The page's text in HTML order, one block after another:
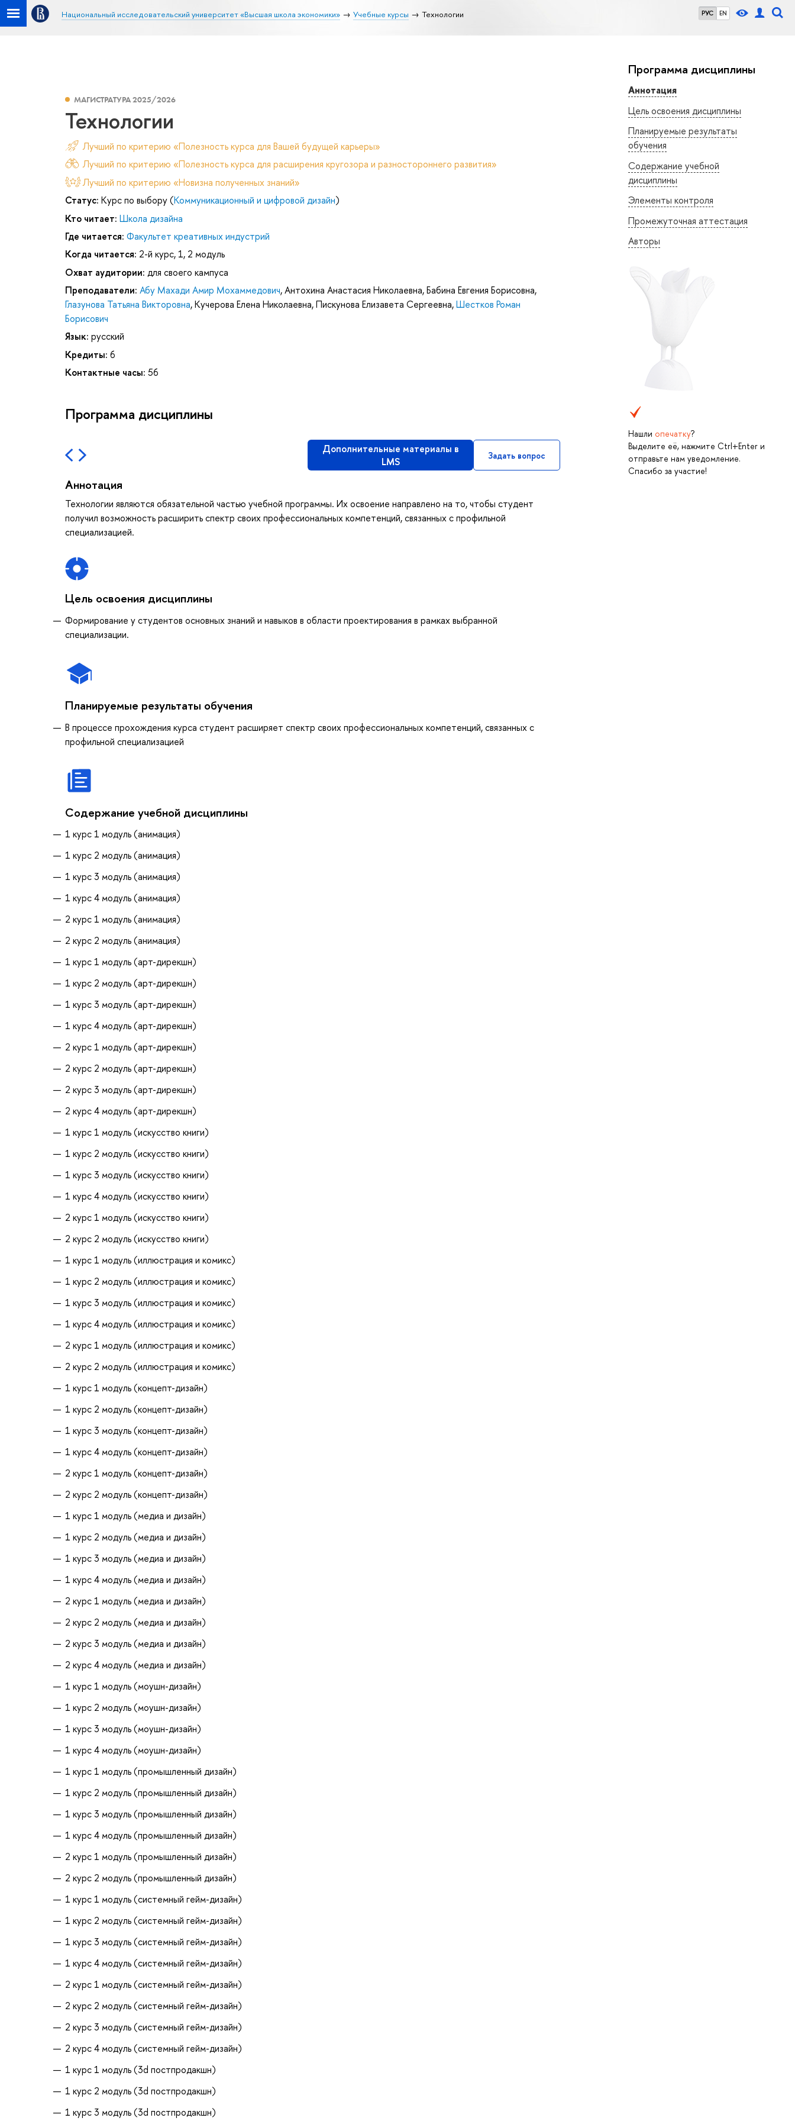
РУС EN
Национальный исследовательский университет «Высшая школа экономики» Учебные курсы Технологии
Программа дисциплины
Аннотация
Цель освоения дисциплины
Планируемые результаты
обучения
Содержание учебной
дисциплины
Элементы контроля
Промежуточная аттестация
Авторы
Нашли опечатку?
Выделите её, нажмите Ctrl+Enter и
отправьте нам уведомление.
Спасибо за участие!
МАГИСТРАТУРА 2025/2026
Технологии
Лучший по критерию «Полезность курса для Вашей будущей карьеры»
Лучший по критерию «Полезность курса для расширения кругозора и разностороннего развития»
Лучший по критерию «Новизна полученных знаний»
Статус: Курс по выбору (Коммуникационный и цифровой дизайн)
Кто читает: Школа дизайна
Где читается: Факультет креативных индустрий
Когда читается: 2-й курс, 1, 2 модуль
Охват аудитории: для своего кампуса
Преподаватели: Абу Махади Амир Мохаммедович,Антохина Анастасия Николаевна,Бабина Евгения Борисовна,
Глазунова Татьяна Викторовна,Кучерова Елена Николаевна,Пискунова Елизавета Сергеевна,Шестков Роман
Борисович
Язык: русский
Кредиты: 6
Контактные часы: 56
Программа дисциплины
Дополнительные материалы в
LMS
Задать вопрос
Аннотация
Технологии являются обязательной частью учебной программы. Их освоение направлено на то, чтобы студент
получил возможность расширить спектр своих профессиональных компетенций, связанных с профильной
специализацией.
Цель освоения дисциплины
Формирование у студентов основных знаний и навыков в области проектирования в рамках выбранной
специализации.
Планируемые результаты обучения
В процессе прохождения курса студент расширяет спектр своих профессиональных компетенций, связанных с
профильной специализацией
Содержание учебной дисциплины
1 курс 1 модуль (анимация)
1 курс 2 модуль (анимация)
1 курс 3 модуль (анимация)
1 курс 4 модуль (анимация)
2 курс 1 модуль (анимация)
2 курс 2 модуль (анимация)
1 курс 1 модуль (арт-дирекшн)
1 курс 2 модуль (арт-дирекшн)
1 курс 3 модуль (арт-дирекшн)
1 курс 4 модуль (арт-дирекшн)
2 курс 1 модуль (арт-дирекшн)
2 курс 2 модуль (арт-дирекшн)
2 курс 3 модуль (арт-дирекшн)
2 курс 4 модуль (арт-дирекшн)
1 курс 1 модуль (искусство книги)
1 курс 2 модуль (искусство книги)
1 курс 3 модуль (искусство книги)
1 курс 4 модуль (искусство книги)
2 курс 1 модуль (искусство книги)
2 курс 2 модуль (искусство книги)
1 курс 1 модуль (иллюстрация и комикс)
1 курс 2 модуль (иллюстрация и комикс)
1 курс 3 модуль (иллюстрация и комикс)
1 курс 4 модуль (иллюстрация и комикс)
2 курс 1 модуль (иллюстрация и комикс)
2 курс 2 модуль (иллюстрация и комикс)
1 курс 1 модуль (концепт-дизайн)
1 курс 2 модуль (концепт-дизайн)
1 курс 3 модуль (концепт-дизайн)
1 курс 4 модуль (концепт-дизайн)
2 курс 1 модуль (концепт-дизайн)
2 курс 2 модуль (концепт-дизайн)
1 курс 1 модуль (медиа и дизайн)
1 курс 2 модуль (медиа и дизайн)
1 курс 3 модуль (медиа и дизайн)
1 курс 4 модуль (медиа и дизайн)
2 курс 1 модуль (медиа и дизайн)
2 курс 2 модуль (медиа и дизайн)
2 курс 3 модуль (медиа и дизайн)
2 курс 4 модуль (медиа и дизайн)
1 курс 1 модуль (моушн-дизайн)
1 курс 2 модуль (моушн-дизайн)
1 курс 3 модуль (моушн-дизайн)
1 курс 4 модуль (моушн-дизайн)
1 курс 1 модуль (промышленный дизайн)
1 курс 2 модуль (промышленный дизайн)
1 курс 3 модуль (промышленный дизайн)
1 курс 4 модуль (промышленный дизайн)
2 курс 1 модуль (промышленный дизайн)
2 курс 2 модуль (промышленный дизайн)
1 курс 1 модуль (системный гейм-дизайн)
1 курс 2 модуль (системный гейм-дизайн)
1 курс 3 модуль (системный гейм-дизайн)
1 курс 4 модуль (системный гейм-дизайн)
2 курс 1 модуль (системный гейм-дизайн)
2 курс 2 модуль (системный гейм-дизайн)
2 курс 3 модуль (системный гейм-дизайн)
2 курс 4 модуль (системный гейм-дизайн)
1 курс 1 модуль (3d постпродакшн)
1 курс 2 модуль (3d постпродакшн)
1 курс 3 модуль (3d постпродакшн)